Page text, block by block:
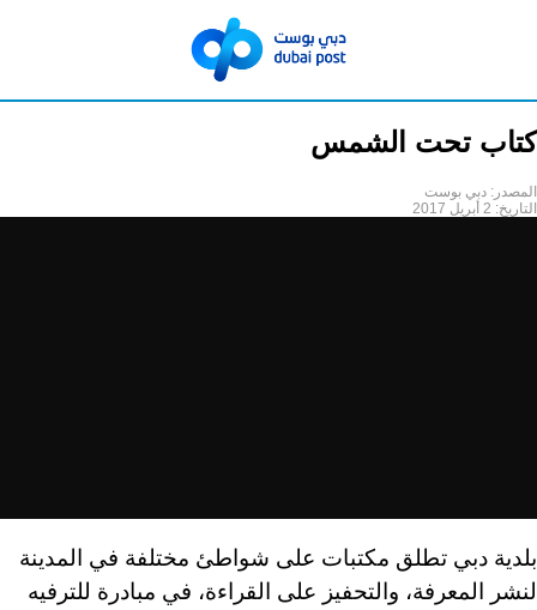
كتاب تحت الشمس
المصدر: دبي بوست
التاريخ: 2 أبريل 2017
بلدية دبي تطلق مكتبات على شواطئ مختلفة في المدينة
لنشر المعرفة، والتحفيز على القراءة، في مبادرة للترفيه